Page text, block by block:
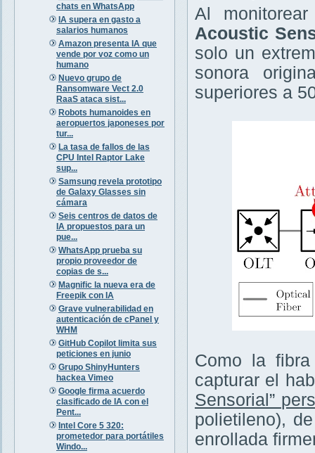
chats en WhatsApp
IA supera en gasto a
salarios humanos
Amazon presenta IA que
vende por voz como un
humano
Nuevo grupo de
Ransomware Vect 2.0
RaaS ataca sist...
Robots humanoides en
aeropuertos japoneses por
tur...
La tasa de fallos de las
CPU Intel Raptor Lake
sup...
Samsung revela prototipo
de Galaxy Glasses sin
cámara
Seis centros de datos de
IA propuestos para un
pue...
WhatsApp prueba su
propio proveedor de
copias de s...
Magnific la nueva era de
Freepik con IA
Grave vulnerabilidad en
autenticación de cPanel y
WHM
GitHub Copilot limita sus
peticiones en junio
Grupo ShinyHunters
hackea Vimeo
Google firma acuerdo
clasificado de IA con el
Pent...
Intel Core 5 320:
prometedor para portátiles
Windo...
Al
Acoustic
solo un
sonora
superiores a
Como la
capturar el
Sensorial”
polietileno),
enrollada